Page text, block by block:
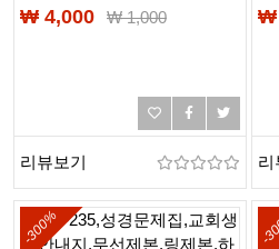
기도노트,교육계획서,
성경학교교재,인쇄,제본,
출력,칼라제본,무선제본,
링제본,하드커버제본,
₩ 4,000 ₩1,000
리뷰보기
₩
리
-300% -